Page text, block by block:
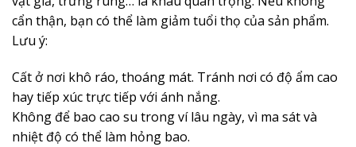
cẩn thận, bạn có thể làm giảm tuổi thọ của sản phẩm.
Lưu ý:
Cất ở nơi khô ráo, thoáng mát. Tránh nơi có độ ẩm cao
hay tiếp xúc trực tiếp với ánh nắng.
Không để bao cao su trong ví lâu ngày, vì ma sát và
nhiệt độ có thể làm hỏng bao.